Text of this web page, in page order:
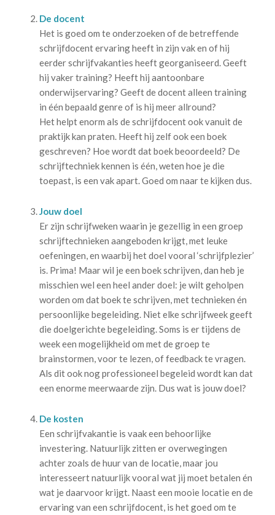
De docent
Het is goed om te onderzoeken of de betreffende
schrijfdocent ervaring heeft in zijn vak en of hij
eerder schrijfvakanties heeft georganiseerd. Geeft
hij vaker training? Heeft hij aantoonbare
onderwijservaring? Geeft de docent alleen training
in één bepaald genre of is hij meer allround?
Het helpt enorm als de schrijfdocent ook vanuit de
praktijk kan praten. Heeft hij zelf ook een boek
geschreven? Hoe wordt dat boek beoordeeld? De
schrijftechniek kennen is één, weten hoe je die
toepast, is een vak apart. Goed om naar te kijken dus.
Jouw doel
Er zijn schrijfweken waarin je gezellig in een groep
schrijftechnieken aangeboden krijgt, met leuke
oefeningen, en waarbij het doel vooral ‘schrijfplezier’
is. Prima! Maar wil je een boek schrijven, dan heb je
misschien wel een heel ander doel: je wilt geholpen
worden om dat boek te schrijven, met technieken én
persoonlijke begeleiding. Niet elke schrijfweek geeft
die doelgerichte begeleiding. Soms is er tijdens de
week een mogelijkheid om met de groep te
brainstormen, voor te lezen, of feedback te vragen.
Als dit ook nog professioneel begeleid wordt kan dat
een enorme meerwaarde zijn. Dus wat is jouw doel?
De kosten
Een schrijfvakantie is vaak een behoorlijke
investering. Natuurlijk zitten er overwegingen
achter zoals de huur van de locatie, maar jou
interesseert natuurlijk vooral wat jij moet betalen én
wat je daarvoor krijgt. Naast een mooie locatie en de
ervaring van een schrijfdocent, is het goed om te